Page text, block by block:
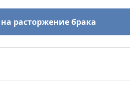
расторжение брака